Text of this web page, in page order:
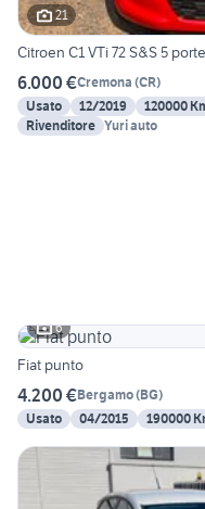
21
Citroen C1 VTi 72 S&S 5
6.000 €Cremona (CR)
Usato
12/2019 120000
Rivenditore Yuri auto
6
Fiat punto
4.200 €Bergamo(BG)
Usato
04/2015 190000